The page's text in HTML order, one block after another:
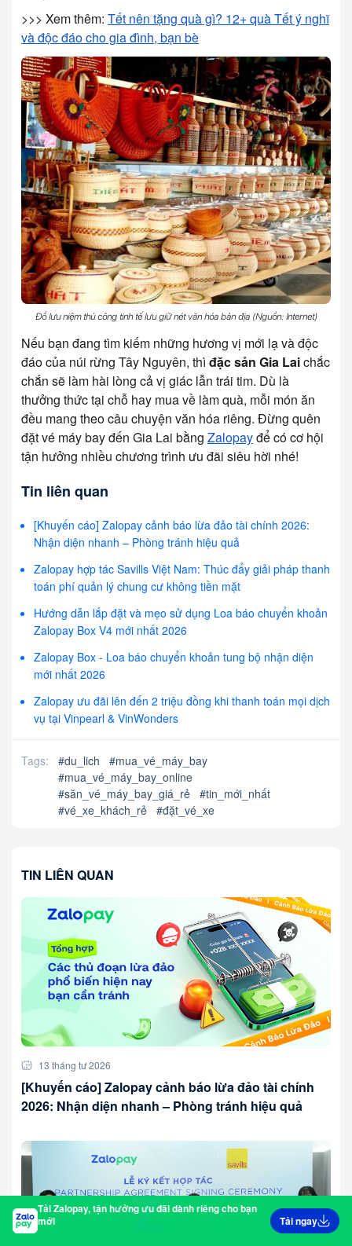
Tải Zalopay, tận hưởng ưu đãi dành riêng cho bạn
mới
Tải ngay
>>> Xem thêm: Tết nên tặng quà gì? 12+ quà Tết ý nghĩ
và độc đáo cho gia đình, bạn bè
Đồ lưu niệm thủ công tinh tế lưu giữ nét văn hóa bản địa (Nguồn: Internet)
Nếu bạn đang tìm kiếm những hương vị mới lạ và độc
đáo của núi rừng Tây Nguyên, thì đặc sản Gia Laichắc
chắn sẽ làm hài lòng cả vị giác lẫn trái tim. Dù là
thưởng thức tại chỗ hay mua về làm quà, mỗi món ăn
đều mang theo câu chuyện văn hóa riêng. Đừng quên
đặt vé máy bay đến Gia Lai bằng Zalopayđể có cơ hội
tận hưởng nhiều chương trình ưu đãi siêu hời nhé!
Tin liên quan
[Khuyến cáo] Zalopay cảnh báo lừa đảo tài chính 2026:
Nhận diện nhanh – Phòng tránh hiệu quả
Zalopay hợp tác Savills Việt Nam: Thúc đẩy giải pháp thanh
toán phí quản lý chung cư không tiền mặt
Hướng dẫn lắp đặt và mẹo sử dụng Loa báo chuyển khoản
Zalopay Box V4 mới nhất 2026
Zalopay Box - Loa báo chuyển khoản tung bộ nhận diện
mới nhất 2026
Zalopay ưu đãi lên đến 2 triệu đồng khi thanh toán mọi dịch
vụ tại Vinpearl & VinWonders
Tags: #du_lich #mua_vé_máy_bay
#mua_vé_máy_bay_online
#săn_vé_máy_bay_giá_rẻ #tin_mới_nhất
#vé_xe_khách_rẻ #đặt_vé_xe
TIN LIÊN QUAN
13 tháng tư 2026
[Khuyến cáo] Zalopay cảnh báo lừa đảo tài chính
2026: Nhận diện nhanh – Phòng tránh hiệu quả